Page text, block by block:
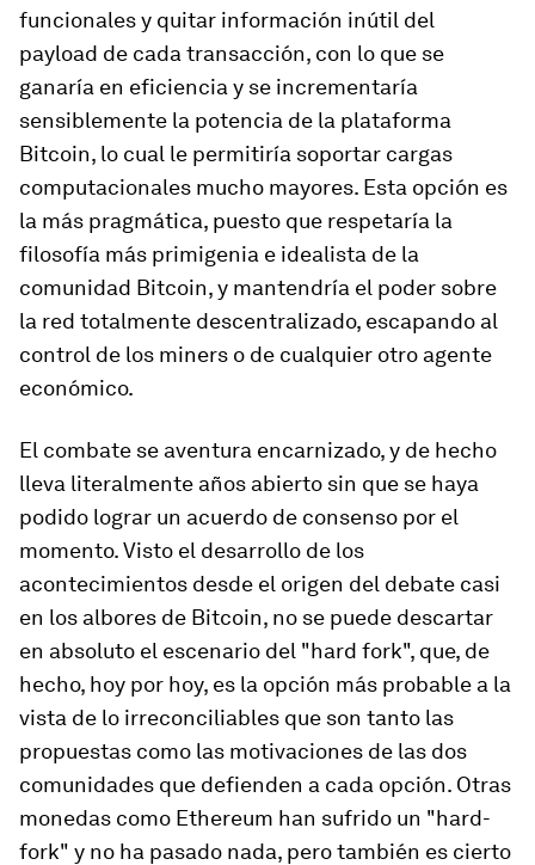
funcionales y quitar información inútil del
payload de cada transacción, con lo que se
ganaría en eficiencia y se incrementaría
sensiblemente la potencia de la plataforma
Bitcoin, lo cual le permitiría soportar cargas
computacionales mucho mayores. Esta opción es
la más pragmática, puesto que respetaría la
filosofía más primigenia e idealista de la
comunidad Bitcoin, y mantendría el poder sobre
la red totalmente descentralizado, escapando al
control de los miners o de cualquier otro agente
económico.
El combate se aventura encarnizado, y de hecho
lleva literalmente años abierto sin que se haya
podido lograr un acuerdo de consenso por el
momento. Visto el desarrollo de los
acontecimientos desde el origen del debate casi
en los albores de Bitcoin, no se puede descartar
en absoluto el escenario del "hard fork", que, de
hecho, hoy por hoy, es la opción más probable a la
vista de lo irreconciliables que son tanto las
propuestas como las motivaciones de las dos
comunidades que defienden a cada opción. Otras
monedas como Ethereum han sufrido un "hard-
fork" y no ha pasado nada, pero también es cierto